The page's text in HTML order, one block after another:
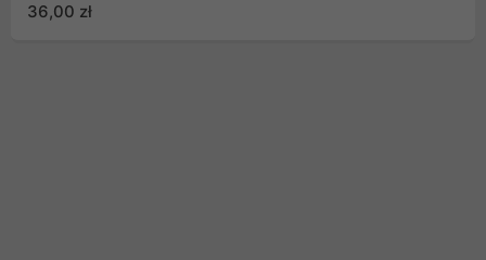
rozdzielczą - srebrny
36,00 zł